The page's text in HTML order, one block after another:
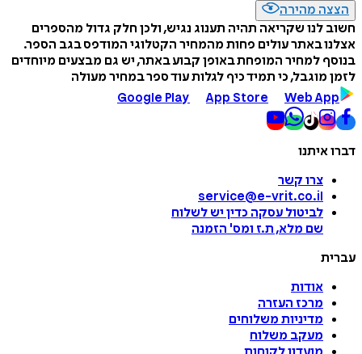
הצצה מהירה
חשוב לנו שקריאה תהיה תענוג נגיש, ולכן חלק גדול מהספרים
אצלנו באתר עולים פחות מהמחיר הקטלוגי המודפס בגב הספר.
בנוסף למחיר המופחת באופן קבוע באתר, יש גם מבצעים מיוחדים
לזמן מוגבל, כי תמיד כיף לגלות עוד ספר במחיר מעולה
Google Play
App Store Web App
דברו איתנו
צרו קשר
service@e-vrit.co.il
לביטול עסקה כדין יש לשלוח
שם מלא, ת.ז ומס' הזמנה
עברית
אודות
מרכז העזרה
מדיניות משלוחים
מעקב משלוח